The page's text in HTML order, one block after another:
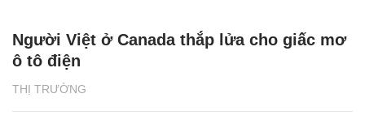
THỊ TRƯỜNG
Người Việt ở Canada thắp lửa cho giấc mơ
ô tô điện